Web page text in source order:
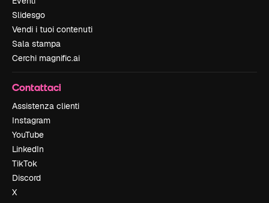
Slidesgo
Vendi i tuoi contenuti
Sala stampa
Cerchi magnific.ai
Contattaci
Assistenza clienti
Instagram
YouTube
LinkedIn
TikTok
Discord
X